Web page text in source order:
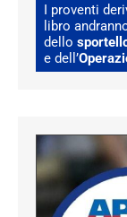
I proventi
libro
dello
e dell’